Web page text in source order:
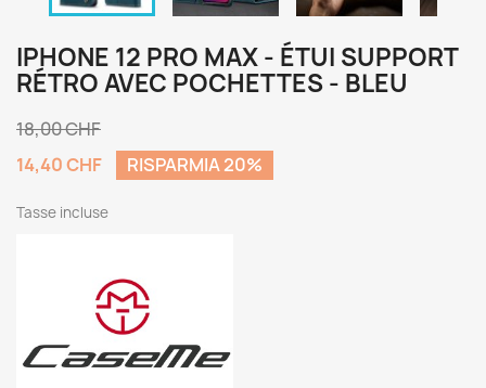
IPHONE 12 PRO MAX - ÉTUI SUPPORT
RÉTRO AVEC POCHETTES - BLEU
18,00 CHF
14,40 CHF
RISPARMIA 20%
Tasse incluse